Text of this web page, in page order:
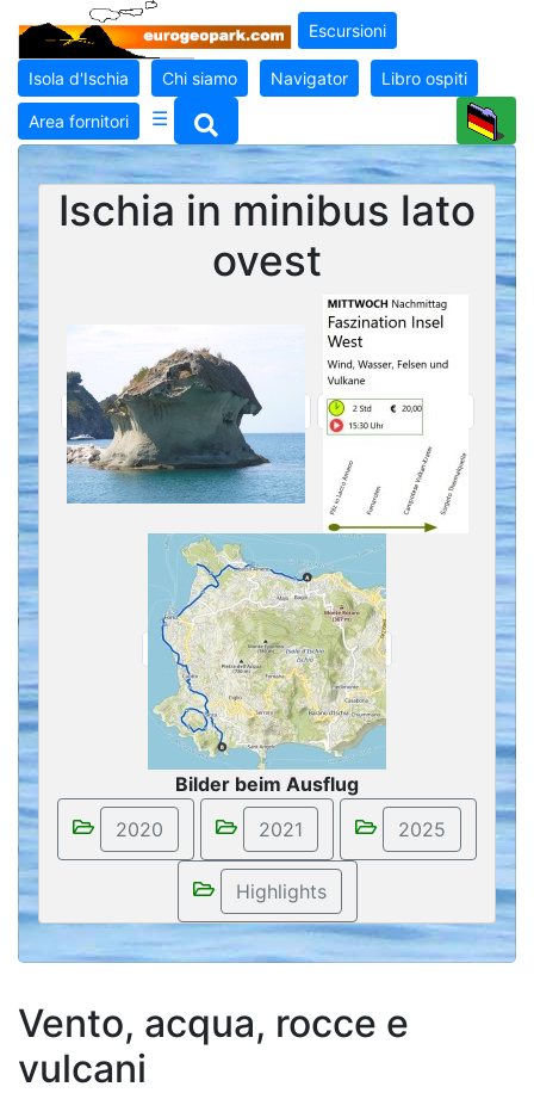
Escursioni
Isola d'Ischia Chi siamo Navigator Libro ospiti
Area fornitori ☰
Ischia in minibus lato
ovest
Bilder beim Ausflug
Vento, acqua, rocce e
vulcani